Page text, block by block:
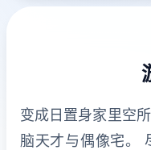
变成日置身家里空
脑天才与偶像宅。